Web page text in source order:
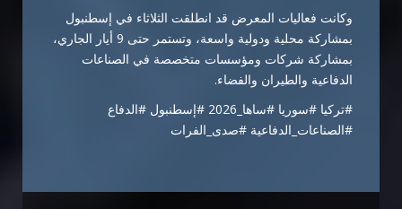
وكانت فعاليات المعرض قد انطلقت الثلاثاء في إسطنبول
بمشاركة محلية ودولية واسعة، وتستمر حتى 9 أيار الجاري،
بمشاركة شركات ومؤسسات متخصصة في الصناعات
الدفاعية والطيران والفضاء.
#تركيا #سوريا #ساها_2026 #إسطنبول #الدفاع
#الصناعات_الدفاعية #صدى_الفرات